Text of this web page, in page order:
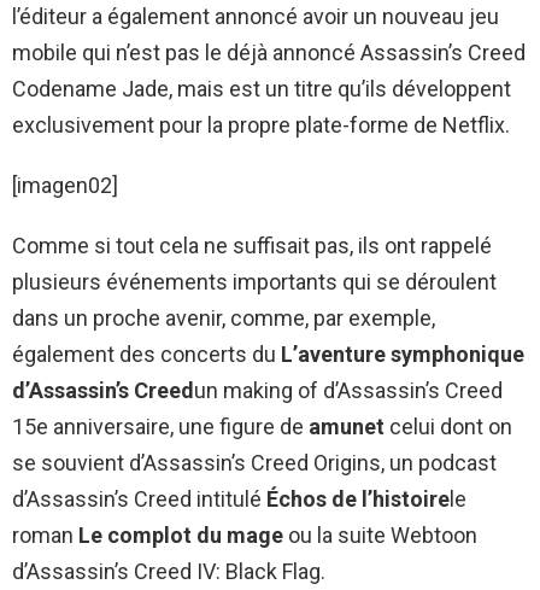
l’éditeur a également annoncé avoir un nouveau jeu
mobile qui n’est pas le déjà annoncé Assassin’s Creed
Codename Jade, mais est un titre qu’ils développent
exclusivement pour la propre plate-forme de Netflix.
[imagen02]
Comme si tout cela ne suffisait pas, ils ont rappelé
plusieurs événements importants qui se déroulent
dans un proche avenir, comme, par exemple,
également des concerts du L’aventure symphonique
d’Assassin’s Creedun making of d’Assassin’s Creed
15e anniversaire, une figure de amunet celui dont on
se souvient d’Assassin’s Creed Origins, un podcast
d’Assassin’s Creed intitulé Échos de l’histoirele
roman Le complot du mage ou la suite Webtoon
d’Assassin’s Creed IV: Black Flag.